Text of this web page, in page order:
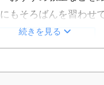
もそろばんを習わせ
続きを見る